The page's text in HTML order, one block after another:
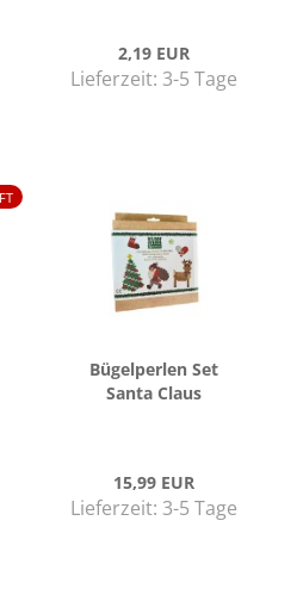
2,19 EUR
Lieferzeit: 3-5 Tage
Bü­gel­per­len Set
Santa Claus
15,99 EUR
Lieferzeit: 3-5 Tage